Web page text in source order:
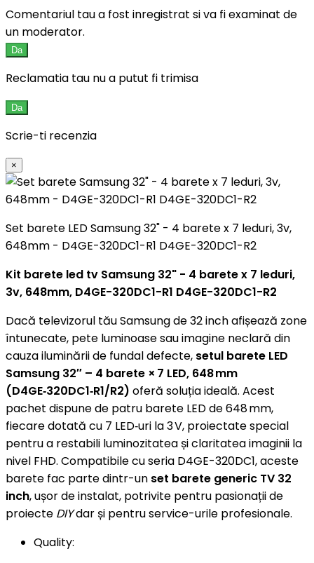
Comentariul tau a fost inregistrat si va fi examinat de
un moderator.
Da
Reclamatia tau nu a putut fi trimisa
Da
Scrie-ti recenzia
×
Set barete LED Samsung 32" - 4 barete x 7 leduri, 3v,
648mm - D4GE-320DC1-R1 D4GE-320DC1-R2
Kit barete led tv Samsung 32" - 4 barete x 7 leduri,
3v, 648mm, D4GE-320DC1-R1 D4GE-320DC1-R2
Dacă televizorul tău Samsung de 32 inch afișează zone
întunecate, pete luminoase sau imagine neclară din
cauza iluminării de fundal defecte, setul barete LED
Samsung 32″ – 4 barete × 7 LED, 648 mm
(D4GE‑320DC1‑R1/R2) oferă soluția ideală. Acest
pachet dispune de patru barete LED de 648 mm,
fiecare dotată cu 7 LED‑uri la 3 V, proiectate special
pentru a restabili luminozitatea și claritatea imaginii la
nivel FHD. Compatibile cu seria D4GE-320DC1, aceste
barete fac parte dintr-un set barete generic TV 32
inch, ușor de instalat, potrivite pentru pasionații de
proiecte DIYdar și pentru service-urile profesionale.
Quality: